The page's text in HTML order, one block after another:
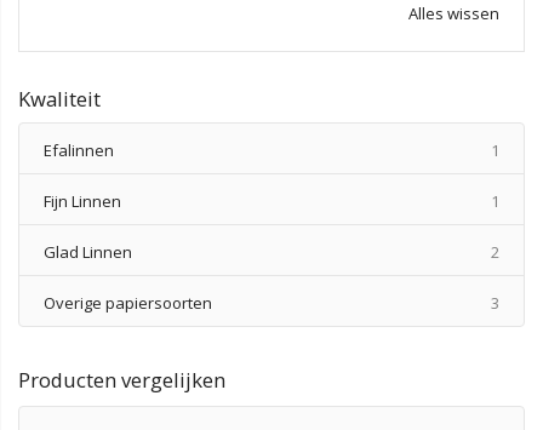
Alles wissen
Kwaliteit
Efalinnen 1
Fijn Linnen 1
Glad Linnen 2
Overige papiersoorten 3
Producten vergelijken